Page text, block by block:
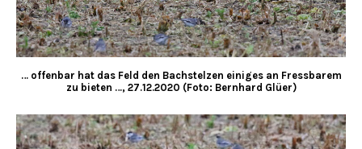
… offenbar hat das Feld den Bachstelzen einiges an Fressbarem
zu bieten …, 27.12.2020 (Foto: Bernhard Glüer)